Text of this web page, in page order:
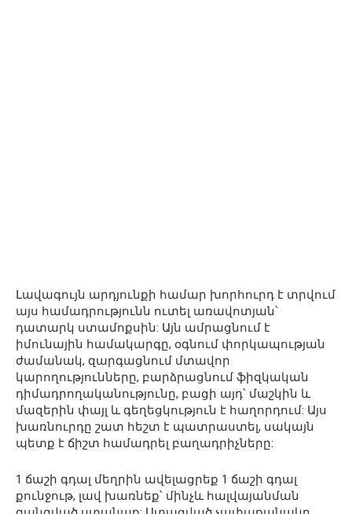
Լավագույն արդյունքի համար խորհուրդ է տրվում
այս համադրությունն ուտել առավոտյան՝
դատարկ ստամոքսին: Այն ամրացնում է
իմունային համակարգը, օգնում փորկապության
ժամանակ, զարգացնում մտավոր
կարողությունները, բարձրացնում ֆիզկական
դիմադրողականությունը, բացի այդ՝ մաշկին և
մազերին փայլ և գեղեցկություն է հաղորդում: Այս
խառնուրդը շատ հեշտ է պատրաստել, սակայն
պետք է ճիշտ համադրել բաղադրիչները:
1 ճաշի գդալ մեղրին ավելացրեք 1 ճաշի գդալ
քունջութ, լավ խառնեք՝ մինչև հալվայանման